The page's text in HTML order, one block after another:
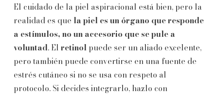
El cuidado de la piel aspiracional está bien, pero la
realidad es que la piel es un órgano que responde
a estímulos, no un accesorio que se pule a
voluntad. El retinol puede ser un aliado excelente,
pero también puede convertirse en una fuente de
estrés cutáneo si no se usa con respeto al
protocolo. Si decides integrarlo, hazlo con